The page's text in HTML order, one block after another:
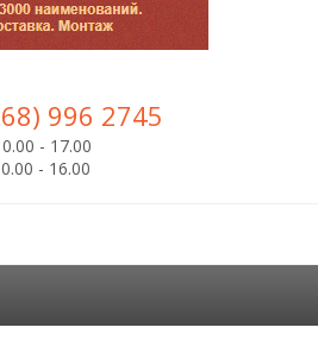
996 2745
- 17.00
- 16.00